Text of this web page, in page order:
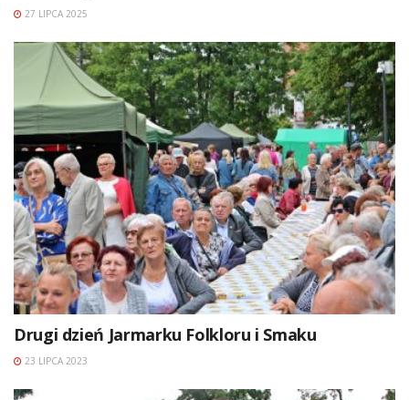
27 LIPCA 2025
Drugi dzień Jarmarku Folkloru i Smaku
23 LIPCA 2023